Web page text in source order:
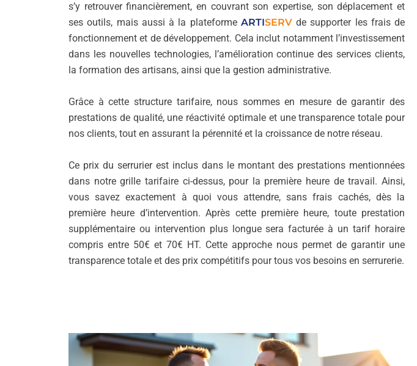
s’y retrouver financièrement, en couvrant son expertise, son déplacement et
ses outils, mais aussi à la plateforme ARTISERVde supporter les frais de
fonctionnement et de développement. Cela inclut notamment l’investissement
dans les nouvelles technologies, l’amélioration continue des services clients,
la formation des artisans, ainsi que la gestion administrative.
Grâce à cette structure tarifaire, nous sommes en mesure de garantir des
prestations de qualité, une réactivité optimale et une transparence totale pour
nos clients, tout en assurant la pérennité et la croissance de notre réseau.
Ce prix du serrurier est inclus dans le montant des prestations mentionnées
dans notre grille tarifaire ci-dessus, pour la première heure de travail. Ainsi,
vous savez exactement à quoi vous attendre, sans frais cachés, dès la
première heure d’intervention. Après cette première heure, toute prestation
supplémentaire ou intervention plus longue sera facturée à un tarif horaire
compris entre 50€ et 70€ HT. Cette approche nous permet de garantir une
transparence totale et des prix compétitifs pour tous vos besoins en serrurerie.